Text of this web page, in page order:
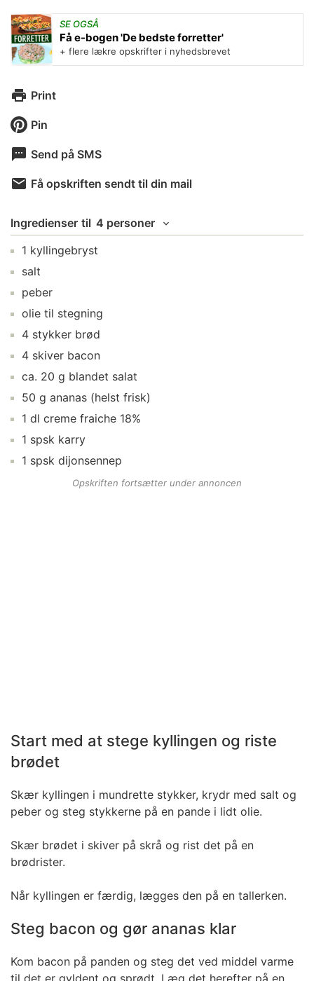
SE OGSÅ
Få e-bogen 'De bedste forretter'
+ flere lækre opskrifter i nyhedsbrevet
Print
Pin
Send på SMS
Få opskriften sendt til din mail
Ingredienser til 4 personer
1 kyllingebryst
salt
peber
olie til stegning
4 stykker brød
4 skiver bacon
ca. 20 g blandet salat
50 g ananas (helst frisk)
1 dl creme fraiche 18%
1 spsk karry
1 spsk dijonsennep
Opskriften fortsætter under annoncen
Start med at stege kyllingen og riste
brødet
Skær kyllingen i mundrette stykker, krydr med salt og
peber og steg stykkerne på en pande i lidt olie.
Skær brødet i skiver på skrå og rist det på en
brødrister.
Når kyllingen er færdig, lægges den på en tallerken.
Steg bacon og gør ananas klar
Kom bacon på panden og steg det ved middel varme
til det er gyldent og sprødt. Læg det herefter på en